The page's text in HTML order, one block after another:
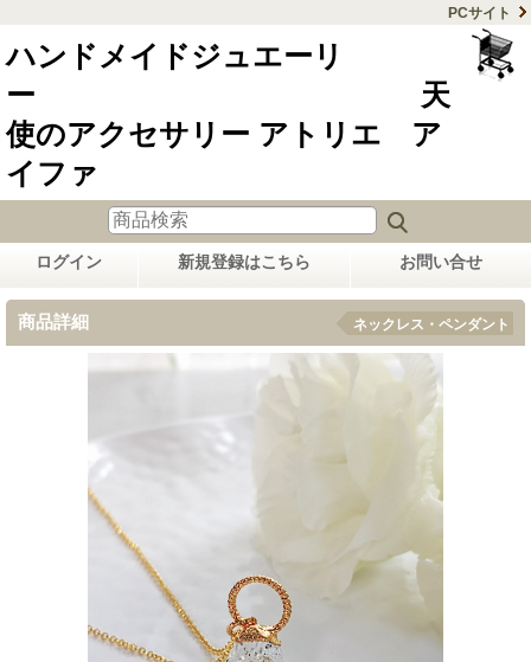
PCサイト
ハンドメイドジュエーリ
ー 天
使のアクセサリー アトリエ ア
イファ
ログイン 新規登録はこちら お問い合せ
商品詳細 ネックレス・ペンダント